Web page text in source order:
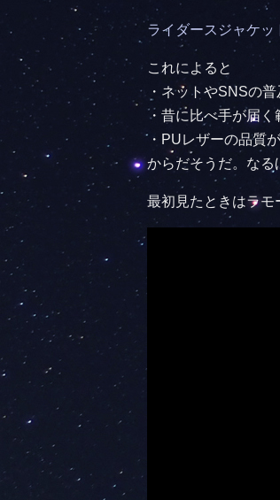
ライダースジャケッ
これによると
・ネットやSNSの
・昔に比べ手が届く
・PUレザーの品質
からだそうだ。なる
最初見たときはラモ